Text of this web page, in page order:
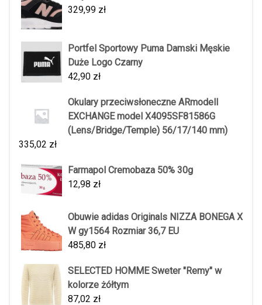
329,99 zł
Portfel Sportowy Puma Damski Męskie
Duże Logo Czarny
42,90 zł
Okulary przeciwsłoneczne ARmodelI
EXCHANGE model X4095SF81586G
(Lens/Bridge/Temple) 56/17/140 mm)
335,02 zł
Farmapol Cremobaza 50% 30g
12,98 zł
Obuwie adidas Originals NIZZA BONEGA X
W gy1564 Rozmiar 36,7 EU
485,80 zł
SELECTED HOMME Sweter "Remy" w
kolorze żółtym
87,02 zł